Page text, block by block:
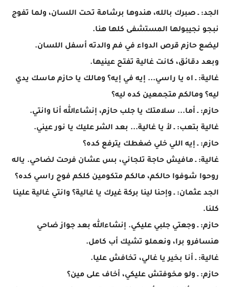
الجد: ـ صبرك بالله، هندوها برشامة تحت اللسان، ولما تفوج
نبجو نجيبولها المستشفى كلها هنا.
ليضع حازم قرص الدواء في فم والدته أسفل اللسان.
وبعد دقائق، كانت غالية تفتح عينيها.
غالية: ـ اه يا راسي... إيه في إيه؟ ومالك يا حازم ماسك يدي
ليه؟ ومالكم متجمعين كده ليه؟
حازم: ـ أما... سلامتك يا جلب حازم، إنشاءالله أنا وانتي.
غالية بتعب: ـ لأ يا غالية... بعد الشر عليك يا نور عيني.
حازم: ـ إيه اللي خلي ضغطك يترفع كده؟
غالية: ـ مافيش حاجة تلجاني، بس عشان فرحت لضاحي. ياله
روحوا شوفوا حالكم، مالكم متكومين كلكم فوج راسي كده؟
الجد عثمان: ـ وإحنا لينا بركة غيرك يا غالية؟ وانتي غالية علينا
كلنا.
حازم: ـ وجعتي جلبي عليكي. إنشاءالله بعد جواز ضاحي
هنسافرو برا، ونعملو تشيك أب كامل.
غالية: ـ أنا بخير يا غالي، تخافش عليا.
حازم: ـ ولو مخوفتش عليكي، أخاف على مين؟